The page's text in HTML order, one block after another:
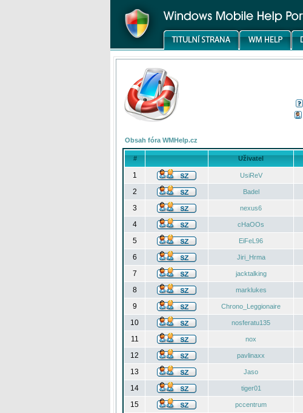
Obsah fóra WMHelp.cz
# Uživatel
1 UsiReV
2
Badel
3
nexus6
4
cHaOOs
5
EiFeL96
6
Jiri_Hrma
7
jacktalking
8
marklukes
9
Chrono_Leggionaire
10
nosferatu135
11
nox
12
pavlinaxx
13
Jaso
14
tiger01
15
pccentrum